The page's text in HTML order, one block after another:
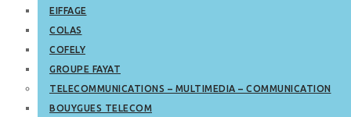
EIFFAGE
COLAS
COFELY
GROUPE FAYAT
TELECOMMUNICATIONS – MULTIMEDIA – COMMUNICATION
BOUYGUES TELECOM